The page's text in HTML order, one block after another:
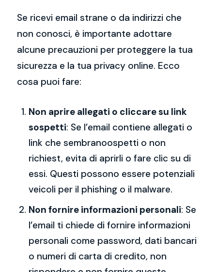
Se ricevi email strane o da indirizzi che
non conosci, è importante adottare
alcune precauzioni per proteggere la tua
sicurezza e la tua privacy online. Ecco
cosa puoi fare:
Non aprire allegati o cliccare su link
sospetti: Se l’email contiene allegati o
link che sembranoospetti o non
richiest, evita di aprirli o fare clic su di
essi. Questi possono essere potenziali
veicoli per il phishing o il malware.
Non fornire informazioni personali: Se
l’email ti chiede di fornire informazioni
personali come password, dati bancari
o numeri di carta di credito, non